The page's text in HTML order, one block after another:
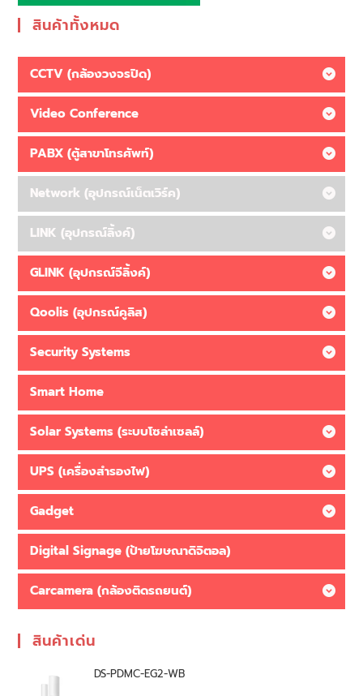
สินค้าทั้งหมด
CCTV (กล้องวงจรปิด)
Video Conference
PABX (ตู้สาขาโทรศัพท์)
Network (อุปกรณ์เน็ตเวิร์ค)
LINK (อุปกรณ์ลิ้งค์)
GLINK (อุปกรณ์จีลิ้งค์)
Qoolis (อุปกรณ์คูลิส)
Security Systems
Smart Home
Solar Systems (ระบบโซล่าเซลล์)
UPS (เครื่องสำรองไฟ)
Gadget
Digital Signage (ป้ายโฆษณาดิจิตอล)
Carcamera (กล้องติดรถยนต์)
สินค้าเด่น
DS-PDMC-EG2-WB